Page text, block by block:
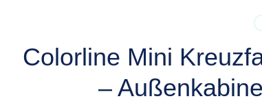
Colorline Mini
–